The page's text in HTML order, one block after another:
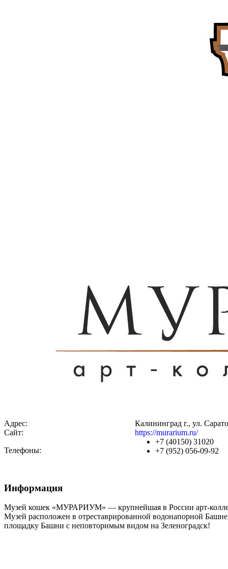
Адрес:
Калининград г., ул.
Сайт:
https://murarium.ru/
Телефоны:
+7 (40150) 31020
+7 (952) 056-09-92
Информация
Музей кошек «МУРАРИУМ» — крупнейшая в России арт-
Музей расположен в отреставрированной водонапорной
площадку Башни с неповторимым видом на Зеленоградск!